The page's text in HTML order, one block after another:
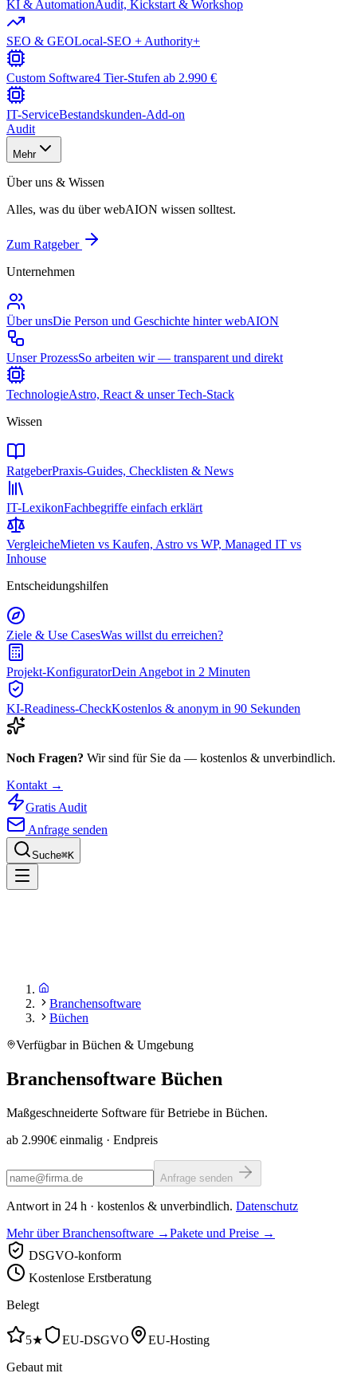
KI & AutomationAudit, Kickstart & Workshop
SEO & GEOLocal-SEO + Authority+
Custom Software4 Tier-Stufen ab 2.990 €
IT-ServiceBestandskunden-Add-on
Audit
Mehr
Über uns & Wissen
Alles, was du über webAION wissen solltest.
Zum Ratgeber
Unternehmen
Über unsDie Person und Geschichte hinter webAION
Unser ProzessSo arbeiten wir — transparent und direkt
TechnologieAstro, React & unser Tech-Stack
Wissen
RatgeberPraxis-Guides, Checklisten & News
IT-LexikonFachbegriffe einfach erklärt
VergleicheMieten vs Kaufen, Astro vs WP, Managed IT vs
Inhouse
Entscheidungshilfen
Ziele & Use CasesWas willst du erreichen?
Projekt-KonfiguratorDein Angebot in 2 Minuten
KI-Readiness-CheckKostenlos & anonym in 90 Sekunden
Noch Fragen? Wir sind für Sie da — kostenlos & unverbindlich.
Kontakt →
Gratis Audit
Anfrage senden
Suche⌘K
Branchensoftware
Büchen
Verfügbar in Büchen & Umgebung
Branchensoftware Büchen
Maßgeschneiderte Software für Betriebe in Büchen.
ab 2.990€ einmalig · Endpreis
Anfrage senden
Antwort in 24 h · kostenlos & unverbindlich. Datenschutz
Mehr über Branchensoftware →Pakete und Preise →
DSGVO-konform
Kostenlose Erstberatung
Belegt
5★ EU-DSGVO
EU-Hosting
Gebaut mit